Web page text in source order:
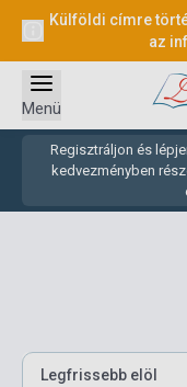
Külföldi címre
az
Regisztráljon és
kedvezményben
Menü